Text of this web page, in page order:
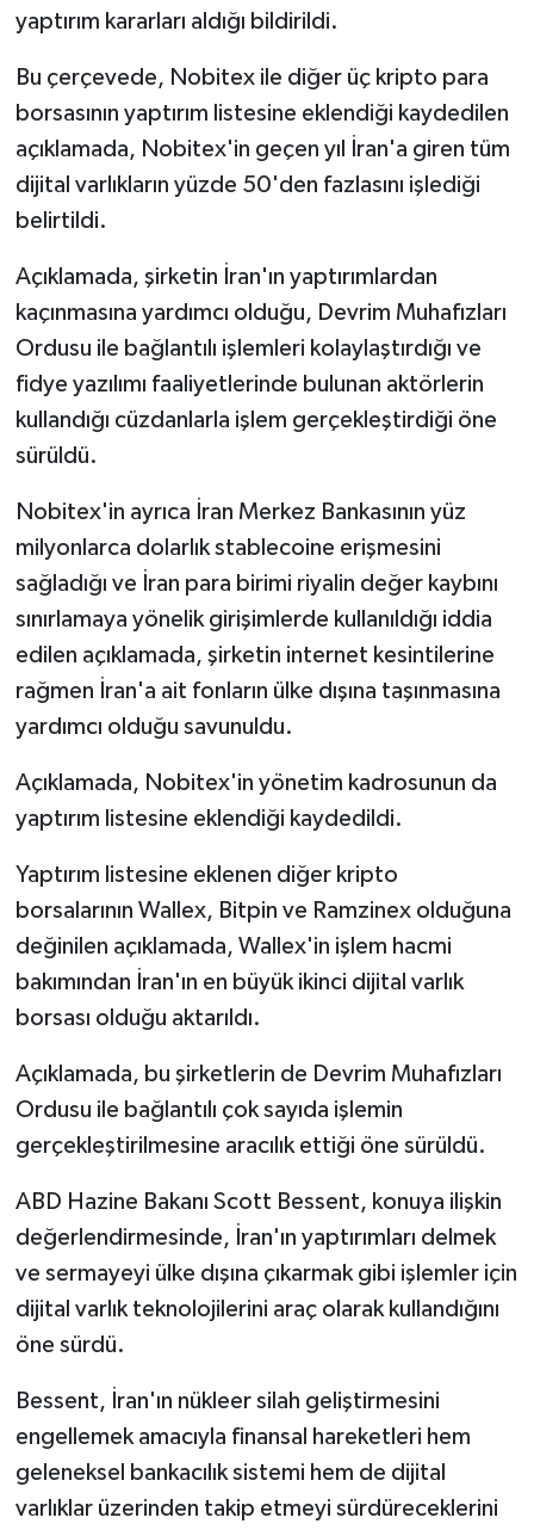
yaptırım kararları aldığı bildirildi.
Bu çerçevede, Nobitex ile diğer üç kripto para
borsasının yaptırım listesine eklendiği kaydedilen
açıklamada, Nobitex'in geçen yıl İran'a giren tüm
dijital varlıkların yüzde 50'den fazlasını işlediği
belirtildi.
Açıklamada, şirketin İran'ın yaptırımlardan
kaçınmasına yardımcı olduğu, Devrim Muhafızları
Ordusu ile bağlantılı işlemleri kolaylaştırdığı ve
fidye yazılımı faaliyetlerinde bulunan aktörlerin
kullandığı cüzdanlarla işlem gerçekleştirdiği öne
sürüldü.
Nobitex'in ayrıca İran Merkez Bankasının yüz
milyonlarca dolarlık stablecoine erişmesini
sağladığı ve İran para birimi riyalin değer kaybını
sınırlamaya yönelik girişimlerde kullanıldığı iddia
edilen açıklamada, şirketin internet kesintilerine
rağmen İran'a ait fonların ülke dışına taşınmasına
yardımcı olduğu savunuldu.
Açıklamada, Nobitex'in yönetim kadrosunun da
yaptırım listesine eklendiği kaydedildi.
Yaptırım listesine eklenen diğer kripto
borsalarının Wallex, Bitpin ve Ramzinex olduğuna
değinilen açıklamada, Wallex'in işlem hacmi
bakımından İran'ın en büyük ikinci dijital varlık
borsası olduğu aktarıldı.
Açıklamada, bu şirketlerin de Devrim Muhafızları
Ordusu ile bağlantılı çok sayıda işlemin
gerçekleştirilmesine aracılık ettiği öne sürüldü.
ABD Hazine Bakanı Scott Bessent, konuya ilişkin
değerlendirmesinde, İran'ın yaptırımları delmek
ve sermayeyi ülke dışına çıkarmak gibi işlemler için
dijital varlık teknolojilerini araç olarak kullandığını
öne sürdü.
Bessent, İran'ın nükleer silah geliştirmesini
engellemek amacıyla finansal hareketleri hem
geleneksel bankacılık sistemi hem de dijital
varlıklar üzerinden takip etmeyi sürdüreceklerini